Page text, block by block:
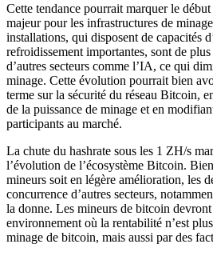
Cette tendance pourrait marquer le
majeur pour les infrastructures de
installations, qui disposent de capacités
refroidissement importantes, sont de
d’autres secteurs comme l’IA, ce qui
minage. Cette évolution pourrait bien
terme sur la sécurité du réseau Bitcoin,
de la puissance de minage et en
participants au marché.
La chute du hashrate sous les 1 ZH/s
l’évolution de l’écosystème Bitcoin.
mineurs soit en légère amélioration, les
concurrence d’autres secteurs,
la donne. Les mineurs de bitcoin
environnement où la rentabilité n’est
minage de bitcoin, mais aussi par des